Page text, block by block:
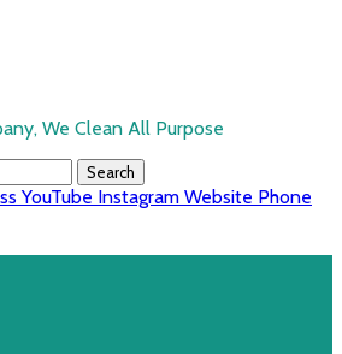
We Clean All Purpose
YouTube Instagram Website Phone